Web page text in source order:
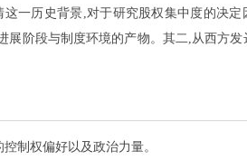
一历史背景,对于研究股权集中度的决定
阶段与制度环境的产物。其二,从西方发
制权偏好以及政治力量。